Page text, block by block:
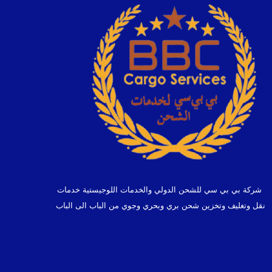
شركة بي بي سي للشحن الدولي والخدمات اللوجيستية خدمات
نقل وتغليف وتخزين شحن بري وبحري وجوي من الباب الى الباب